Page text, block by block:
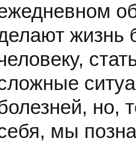
жизнь
но,
мы